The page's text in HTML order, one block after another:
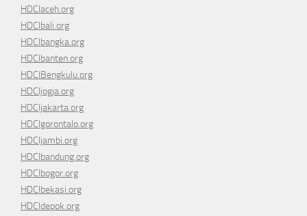
HDCIaceh.org
HDCIbali.org
HDCIbangka.org
HDCIbanten.org
HDCIBengkulu.org
HDCIjogja.org
HDCIjakarta.org
HDCIgorontalo.org
HDCIjambi.org
HDCIbandung.org
HDCIbogor.org
HDCIbekasi.org
HDCIdepok.org